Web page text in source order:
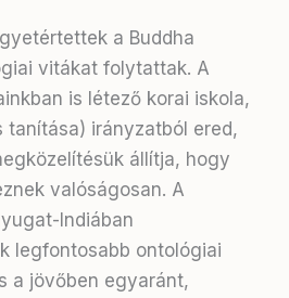
a Buddha
vitákat folytattak. A
is létező korai iskola,
tanítása) irányzatból ered,
állítja, hogy
valóságosan. A
Indiában
legfontosabb ontológiai
a jövőben egyaránt,